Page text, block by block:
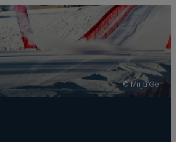
© Mirja Geh